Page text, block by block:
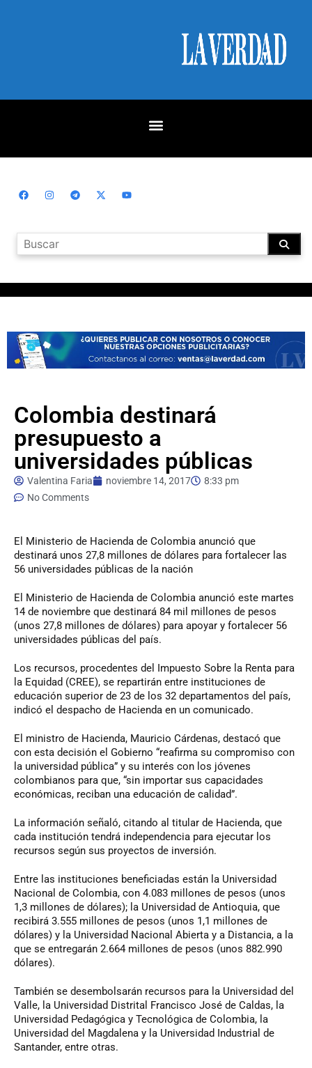
Colombia destinará
presupuesto a
universidades públicas
Valentina Faria noviembre 14, 2017
8:33 pm
No Comments
El Ministerio de Hacienda de Colombia anunció que
destinará unos 27,8 millones de dólares para fortalecer las
56 universidades públicas de la nación
El Ministerio de Hacienda de Colombia anunció este martes
14 de noviembre que destinará 84 mil millones de pesos
(unos 27,8 millones de dólares) para apoyar y fortalecer 56
universidades públicas del país.
Los recursos, procedentes del Impuesto Sobre la Renta para
la Equidad (CREE), se repartirán entre instituciones de
educación superior de 23 de los 32 departamentos del país,
indicó el despacho de Hacienda en un comunicado.
El ministro de Hacienda, Mauricio Cárdenas, destacó que
con esta decisión el Gobierno “reafirma su compromiso con
la universidad pública” y su interés con los jóvenes
colombianos para que, “sin importar sus capacidades
económicas, reciban una educación de calidad”.
La información señaló, citando al titular de Hacienda, que
cada institución tendrá independencia para ejecutar los
recursos según sus proyectos de inversión.
Entre las instituciones beneficiadas están la Universidad
Nacional de Colombia, con 4.083 millones de pesos (unos
1,3 millones de dólares); la Universidad de Antioquia, que
recibirá 3.555 millones de pesos (unos 1,1 millones de
dólares) y la Universidad Nacional Abierta y a Distancia, a la
que se entregarán 2.664 millones de pesos (unos 882.990
dólares).
También se desembolsarán recursos para la Universidad del
Valle, la Universidad Distrital Francisco José de Caldas, la
Universidad Pedagógica y Tecnológica de Colombia, la
Universidad del Magdalena y la Universidad Industrial de
Santander, entre otras.